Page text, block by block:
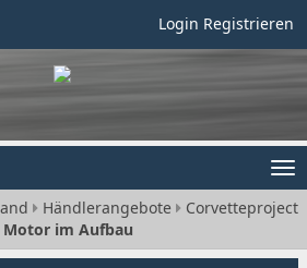
Login Registrieren
Händlerangebote
Corvetteproject
Motor im Aufbau